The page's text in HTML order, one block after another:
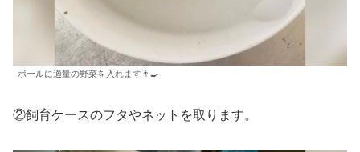
ボールに適量の野菜を入れます👨‍🍳
②飼育ケースのフタやネットを取ります。